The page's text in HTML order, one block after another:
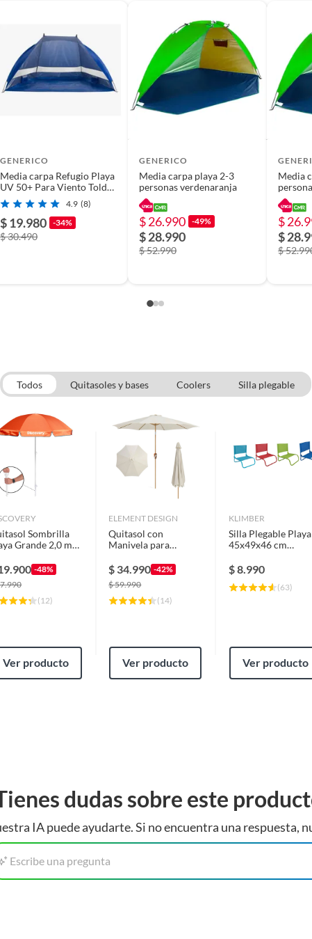
Nuevo
paraviento
seco y limpio una vez usado
GENERICO
Media carpa Refugio Playa
UV 50+ Para Viento Toldo
Familiar Plegable Portátil
220x115x115cm4.9 (8)
$ 19.980 -34%
$ 30.490
GENERICO
Media carpa playa 2-3
personas verdenaranja
$ 26.990 -49%
$ 28.990
$ 52.990
Media
$
$
$
Todos Quitasoles y bases Coolers Silla plegable
Sombrilla
Grande 2,0 m
Discovery
-48%
( 12)
Ver producto
ELEMENT DESIGN
Quitasol con
Manivela para
Impermeable 260cm
$ 34.990 -42%
$59.990
( 14)
Ver producto
KLIMBER
Silla Plegable Playa
45x49x46 cm
$8.990
(63)
Ver producto
dudas sobre este
IA puede ayudarte. Si no encuentra una respuesta,
Escribe una pregunta